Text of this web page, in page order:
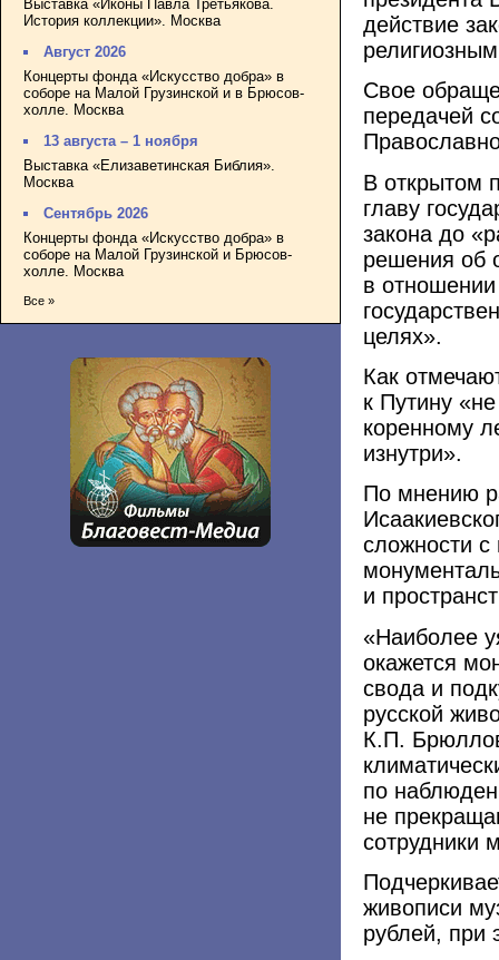
Выставка «Иконы Павла Третьякова.
История коллекции». Москва
Август 2026
Концерты фонда «Искусство добра» в
соборе на Малой Грузинской и в Брюсов-
холле. Москва
13 августа – 1 ноября
Выставка «Елизаветинская Библия».
Москва
Сентябрь 2026
Концерты фонда «Искусство добра» в
соборе на Малой Грузинской и Брюсов-
холле. Москва
Все »
действие
Свое
передачей
В открытом
главу
закона до
решения об
в
целях».
Как
к Путину
коренному
изнутри».
По мнению
сложности
и
«Наиболее
окажется
свода и
русской
К.П.
по
не
сотрудники
живописи
рублей, при